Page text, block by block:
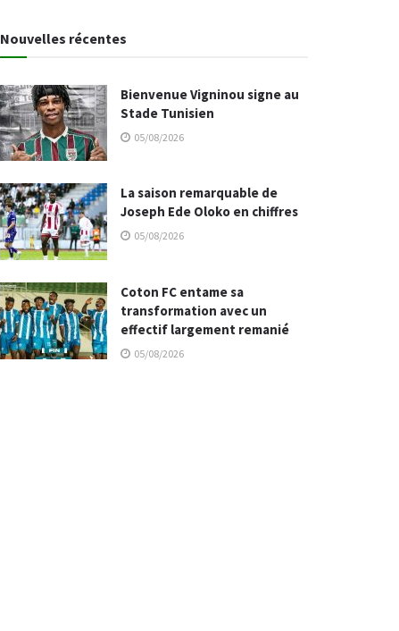
Nouvelles récentes
Bienvenue Vigninou signe au
Stade Tunisien
05/08/2026
La saison remarquable de
Joseph Ede Oloko en chiffres
05/08/2026
Coton FC entame sa
transformation avec un
effectif largement remanié
05/08/2026